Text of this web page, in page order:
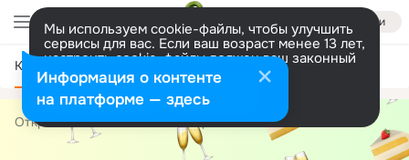
Войти
Мы используем cookie-файлы, чтобы улучшить
сервисы для вас. Если ваш возраст менее 13 лет,
настроить cookie-файлы должен ваш законный
представитель. Больше информации
Разрешить все Настроить
Категории
Открытки Пожелания привет
Информация о контенте
на платформе — здесь